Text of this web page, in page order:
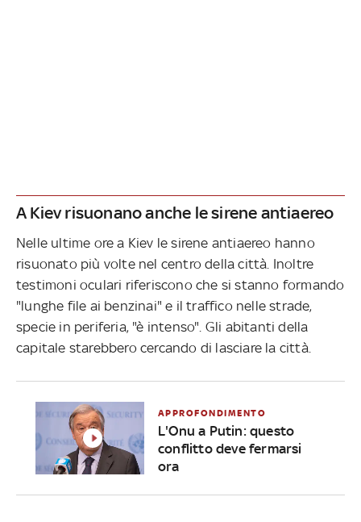
A Kiev risuonano anche le sirene antiaereo
Nelle ultime ore a Kiev le sirene antiaereo hanno
risuonato più volte nel centro della città. Inoltre
testimoni oculari riferiscono che si stanno formando
"lunghe file ai benzinai" e il traffico nelle strade,
specie in periferia, "è intenso". Gli abitanti della
capitale starebbero cercando di lasciare la città.
APPROFONDIMENTO
L'Onu a Putin: questo
conflitto deve fermarsi
ora